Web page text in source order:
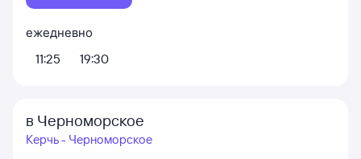
ежедневно
11:25
19:30
в Черноморское
Керчь - Черноморское